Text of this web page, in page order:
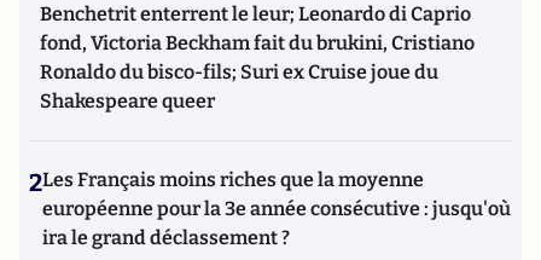
Benchetrit enterrent le leur; Leonardo di Caprio
fond, Victoria Beckham fait du brukini, Cristiano
Ronaldo du bisco-fils; Suri ex Cruise joue du
Shakespeare queer
2Les Français moins riches que la moyenne
européenne pour la 3e année consécutive : jusqu'où
ira le grand déclassement ?